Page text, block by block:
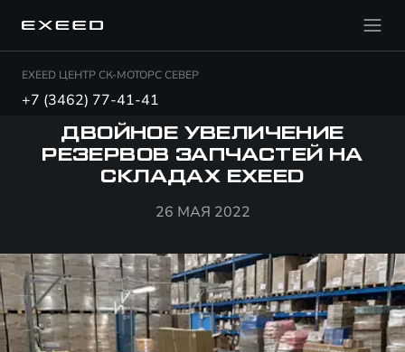
EXEED ЦЕНТР СК-МОТОРС СЕВЕР
+7 (3462) 77-41-41
ДВОЙНОЕ УВЕЛИЧЕНИЕ
РЕЗЕРВОВ ЗАПЧАСТЕЙ НА
СКЛАДАХ EXEED
26 МАЯ 2022